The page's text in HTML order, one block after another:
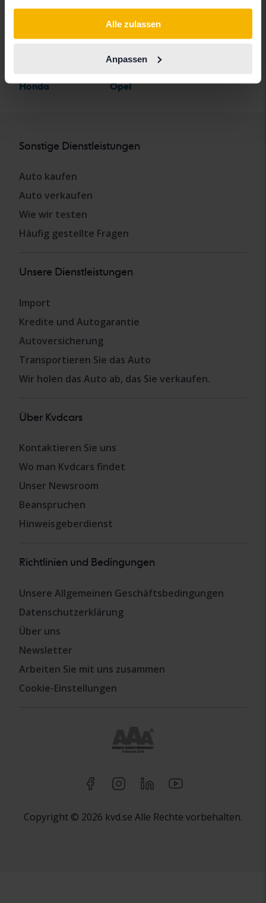
gesammelt haben.
Alle zulassen
Anpassen
Honda
MINI
Nissan
Opel
Sonstige Dienstleistungen
Auto kaufen
Auto verkaufen
Wie wir testen
Häufig gestellte Fragen
Unsere Dienstleistungen
Import
Kredite und Autogarantie
Autoversicherung
Transportieren Sie das Auto
Wir holen das Auto ab, das Sie verkaufen.
Über Kvdcars
Kontaktieren Sie uns
Wo man Kvdcars findet
Unser Newsroom
Beanspruchen
Hinweisgeberdienst
Richtlinien und Bedingungen
Unsere Allgemeinen Geschäftsbedingungen
Datenschutzerklärung
Über uns
Newsletter
Arbeiten Sie mit uns zusammen
Cookie-Einstellungen
Copyright © 2026 kvd.se Alle Rechte vorbehalten.